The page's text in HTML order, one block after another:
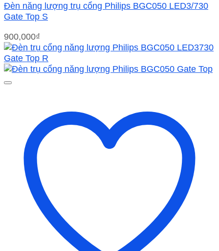
Đèn năng lượng trụ cổng Philips BGC050 LED3/730
Gate Top S
900,000₫